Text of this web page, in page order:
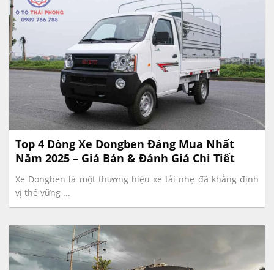
Top 4 Dòng Xe Dongben Đáng Mua Nhất
Năm 2025 – Giá Bán & Đánh Giá Chi Tiết
Xe Dongben là một thương hiệu xe tải nhẹ đã khẳng định
vị thế vững ...